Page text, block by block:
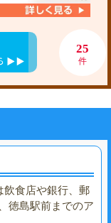
25
件
飲食店や銀行、郵
徳島駅前までのア